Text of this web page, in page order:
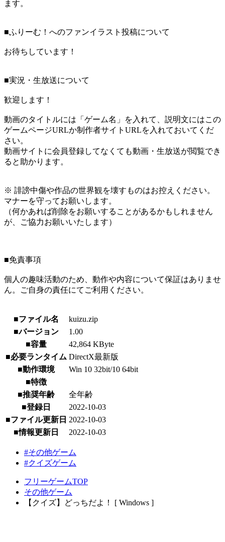
ます。
■ふりーむ！へのファンイラスト投稿について
お待ちしています！
■実況・生放送について
歓迎します！
動画のタイトルには「ゲーム名」を入れて、説明文にはこの
ゲームページURLか制作者サイトURLを入れておいてくだ
さい。
動画サイトに会員登録してなくても動画・生放送が閲覧でき
ると助かります。
※ 誹謗中傷や作品の世界観を壊すものはお控えください。
マナーを守ってお願いします。
（何かあれば削除をお願いすることがあるかもしれません
が、ご協力お願いいたします）
■免責事項
個人の趣味活動のため、動作や内容について保証はありませ
ん。ご自身の責任にてご利用ください。
■ファイル名
kuizu.zip
■バージョン
1.00
■容量
42,864 KByte
■必要ランタイム DirectX最新版
■動作環境
Win 10 32bit/10 64bit
■特徴
■推奨年齢
全年齢
■登録日
2022-10-03
■ファイル更新日 2022-10-03
■情報更新日
2022-10-03
#その他ゲーム
#クイズゲーム
フリーゲームTOP
その他ゲーム
【クイズ】どっちだよ！ [ Windows ]